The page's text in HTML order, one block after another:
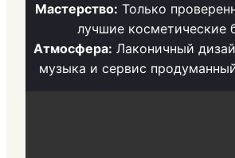
Мастерство: Только
лучшие косметические
Атмосфера: Лаконичный
музыка и сервис